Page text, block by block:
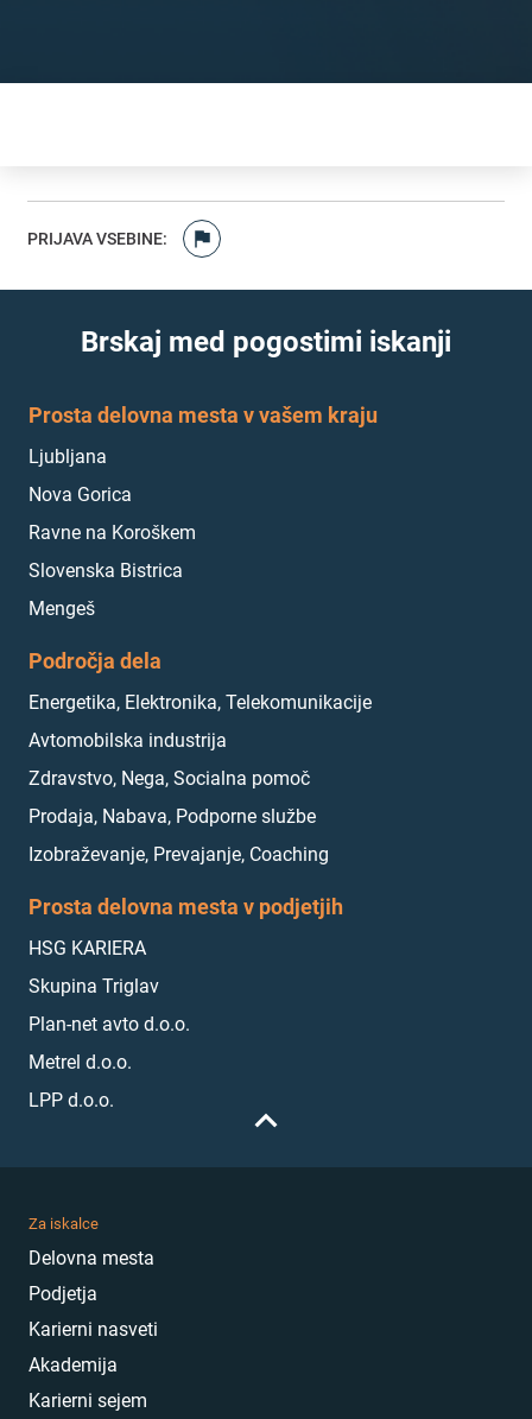
PRIJAVA VSEBINE:
Brskaj med pogostimi iskanji
Prosta delovna mesta v vašem kraju
Ljubljana
Nova Gorica
Ravne na Koroškem
Slovenska Bistrica
Mengeš
Področja dela
Energetika, Elektronika, Telekomunikacije
Avtomobilska industrija
Zdravstvo, Nega, Socialna pomoč
Prodaja, Nabava, Podporne službe
Izobraževanje, Prevajanje, Coaching
Prosta delovna mesta v podjetjih
HSG KARIERA
Skupina Triglav
Plan-net avto d.o.o.
Metrel d.o.o.
LPP d.o.o.
Za iskalce
Delovna mesta
Podjetja
Karierni nasveti
Akademija
Karierni sejem